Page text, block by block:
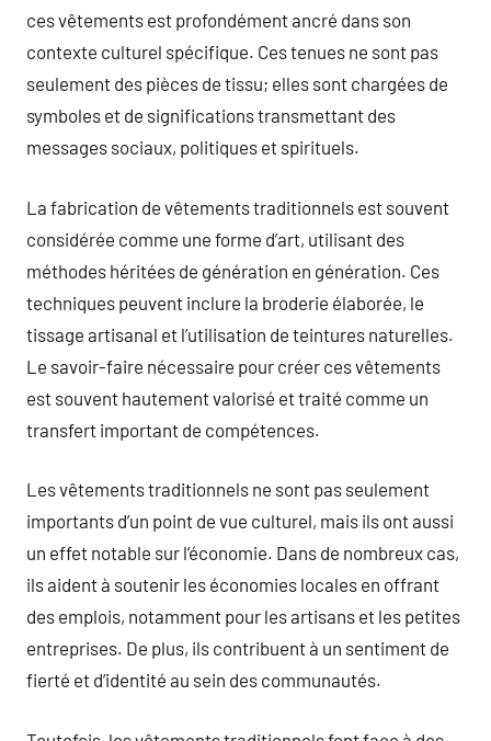
ces vêtements est profondément ancré dans son
contexte culturel spécifique. Ces tenues ne sont pas
seulement des pièces de tissu; elles sont chargées de
symboles et de significations transmettant des
messages sociaux, politiques et spirituels.
La fabrication de vêtements traditionnels est souvent
considérée comme une forme d’art, utilisant des
méthodes héritées de génération en génération. Ces
techniques peuvent inclure la broderie élaborée, le
tissage artisanal et l’utilisation de teintures naturelles.
Le savoir-faire nécessaire pour créer ces vêtements
est souvent hautement valorisé et traité comme un
transfert important de compétences.
Les vêtements traditionnels ne sont pas seulement
importants d’un point de vue culturel, mais ils ont aussi
un effet notable sur l’économie. Dans de nombreux cas,
ils aident à soutenir les économies locales en offrant
des emplois, notamment pour les artisans et les petites
entreprises. De plus, ils contribuent à un sentiment de
fierté et d’identité au sein des communautés.